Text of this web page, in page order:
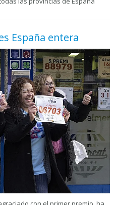
España entera